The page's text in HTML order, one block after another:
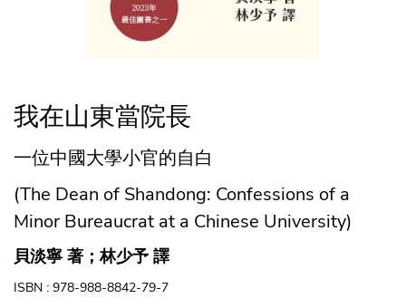
我在山東當院長
一位中國大學小官的自白
(The Dean of Shandong: Confessions of a
Minor Bureaucrat at a Chinese University)
貝淡寧 著；林少予 譯
ISBN : 978-988-8842-79-7